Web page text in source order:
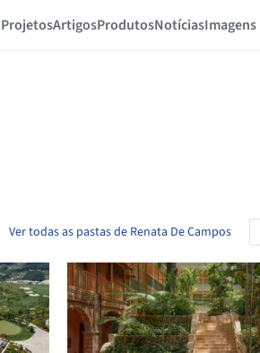
ProjetosArtigosProdutosNotíciasImagens
Ver todas as pastas de Renata De Campos